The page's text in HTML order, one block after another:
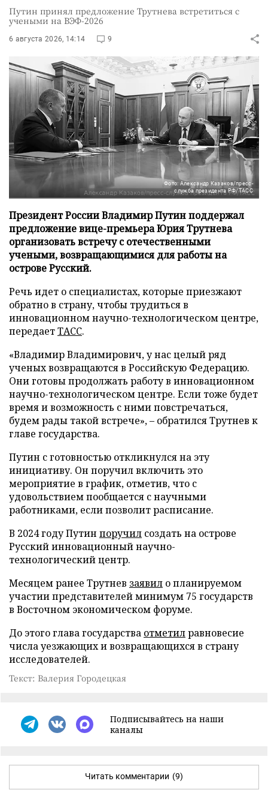
Путин принял предложение Трутнева встретиться с
учеными на ВЭФ-2026
6 августа 2026, 14:14 9
Фото: Александр Казаков/пресс-
служба президента РФ/ТАСС
Президент России Владимир Путин поддержал
предложение вице-премьера Юрия Трутнева
организовать встречу с отечественными
учеными, возвращающимися для работы на
острове Русский.
Речь идет о специалистах, которые приезжают
обратно в страну, чтобы трудиться в
инновационном научно-технологическом центре,
передаетТАСС.
«Владимир Владимирович, у нас целый ряд
ученых возвращаются в Российскую Федерацию.
Они готовы продолжать работу в инновационном
научно-технологическом центре. Если тоже будет
время и возможность с ними повстречаться,
будем рады такой встрече», – обратился Трутнев к
главе государства.
Путин с готовностью откликнулся на эту
инициативу. Он поручил включить это
мероприятие в график, отметив, что с
удовольствием пообщается с научными
работниками, если позволит расписание.
В 2024 году Путин поручил создать на острове
Русский инновационный научно-
технологический центр.
Месяцем ранее Трутнев заявил о планируемом
участии представителей минимум 75 государств
в Восточном экономическом форуме.
До этого глава государства отметилравновесие
числа уезжающих и возвращающихся в страну
исследователей.
Текст: Валерия Городецкая
Подписывайтесь на наши
каналы
Читать комментарии (9)